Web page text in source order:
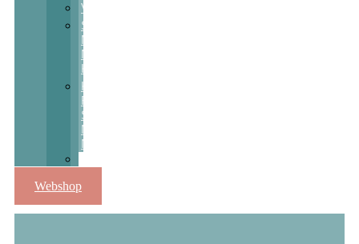
Vedtægter
Sct
Michaels
Nats
Kulturpris
Kulturstøtte
Fra
Sct
Michaels
Nat
Webshop